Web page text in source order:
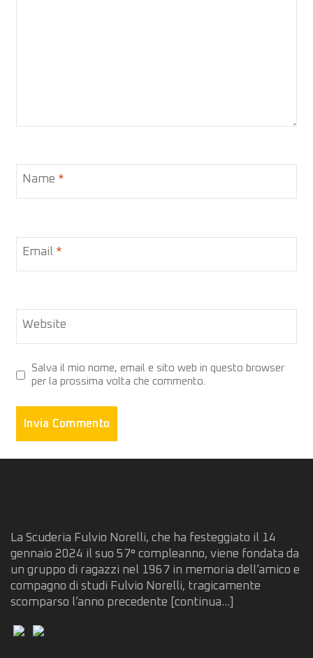
Name *
Email *
Website
Salva il mio nome, email e sito web in questo browser
per la prossima volta che commento.
La Scuderia Fulvio Norelli, che ha festeggiato il 14
gennaio 2024 il suo 57° compleanno, viene fondata da
un gruppo di ragazzi nel 1967 in memoria dell’amico e
compagno di studi Fulvio Norelli, tragicamente
scomparso l’anno precedente
[continua...]